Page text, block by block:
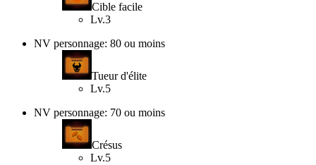
Cible facile
Lv.3
NV personnage: 80 ou moins
Tueur d'élite
Lv.5
NV personnage: 70 ou moins
Crésus
Lv.5